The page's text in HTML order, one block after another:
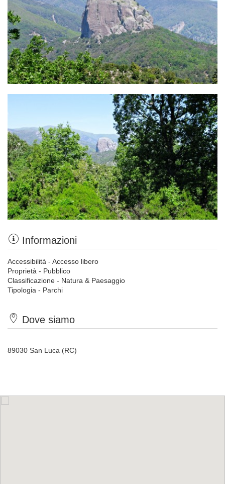
Informazioni
Accessibilità - Accesso libero
Proprietà - Pubblico
Classificazione - Natura & Paesaggio
Tipologia - Parchi
Dove siamo
89030 San Luca (RC)